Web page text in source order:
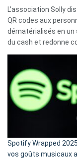
L’association Solly
QR codes aux
dématérialisés en un
du cash et redonne
Spotify Wrapped
vos goûts musicaux